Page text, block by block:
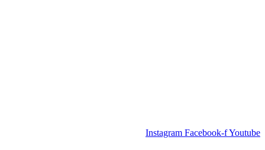
Instagram Facebook-fYoutube